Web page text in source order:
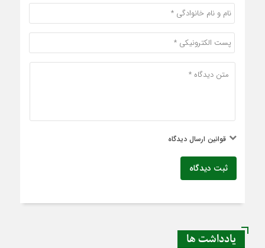
قوانین ارسال دیدگاه
ثبت دیدگاه
یادداشت ها